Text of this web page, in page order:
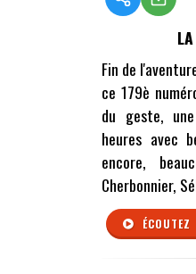
Fin de
ce 179è
du geste,
heures avec
encore,
Cherbonnier,
ÉCOUTEZ